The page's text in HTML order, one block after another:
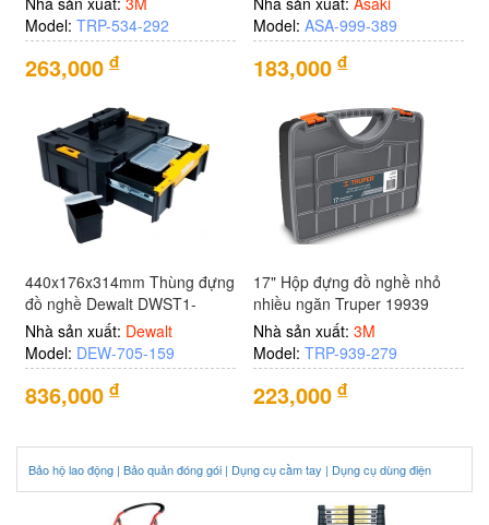
Model:TRP-534-292
263,000 đ
Model:ASA-999-389
183,000 đ
440x176x314mm Thùng đựng
đồ nghề Dewalt DWST1-
70705
Nhà sản xuất: Dewalt
Model: DEW-705-159
836,000 đ
17" Hộp đựng đồ nghề nhỏ
nhiều ngăn Truper 19939
(ORG-17X)
Nhà sản xuất:3M
Model:TRP-939-279
223,000 đ
Bảo hộ lao động | Bảo quản đóng gói | Dụng cụ cầm tay | Dụng cụ dùng điện